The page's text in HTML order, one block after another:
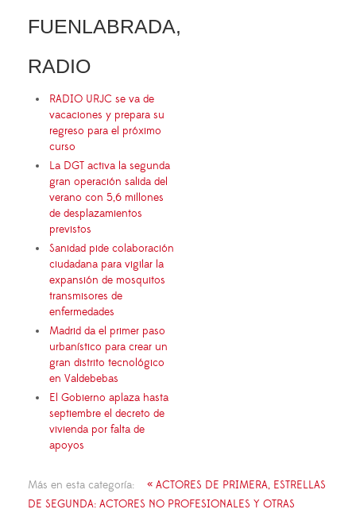
FUENLABRADA,
RADIO
RADIO URJC se va de
vacaciones y prepara su
regreso para el próximo
curso
La DGT activa la segunda
gran operación salida del
verano con 5,6 millones
de desplazamientos
previstos
Sanidad pide colaboración
ciudadana para vigilar la
expansión de mosquitos
transmisores de
enfermedades
Madrid da el primer paso
urbanístico para crear un
gran distrito tecnológico
en Valdebebas
El Gobierno aplaza hasta
septiembre el decreto de
vivienda por falta de
apoyos
Más en esta categoría:
« ACTORES DE PRIMERA, ESTRELLAS
DE SEGUNDA: ACTORES NO PROFESIONALES Y OTRAS